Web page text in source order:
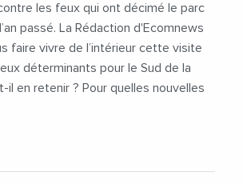
les feux qui ont décimé le parc
passé. La Rédaction d'Ecomnews
faire vivre de l’intérieur cette visite
déterminants pour le Sud de la
il en retenir ? Pour quelles nouvelles